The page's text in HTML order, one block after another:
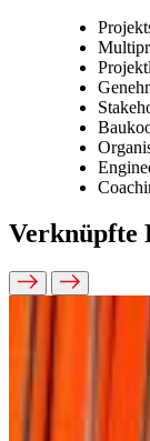
Verknüpfte